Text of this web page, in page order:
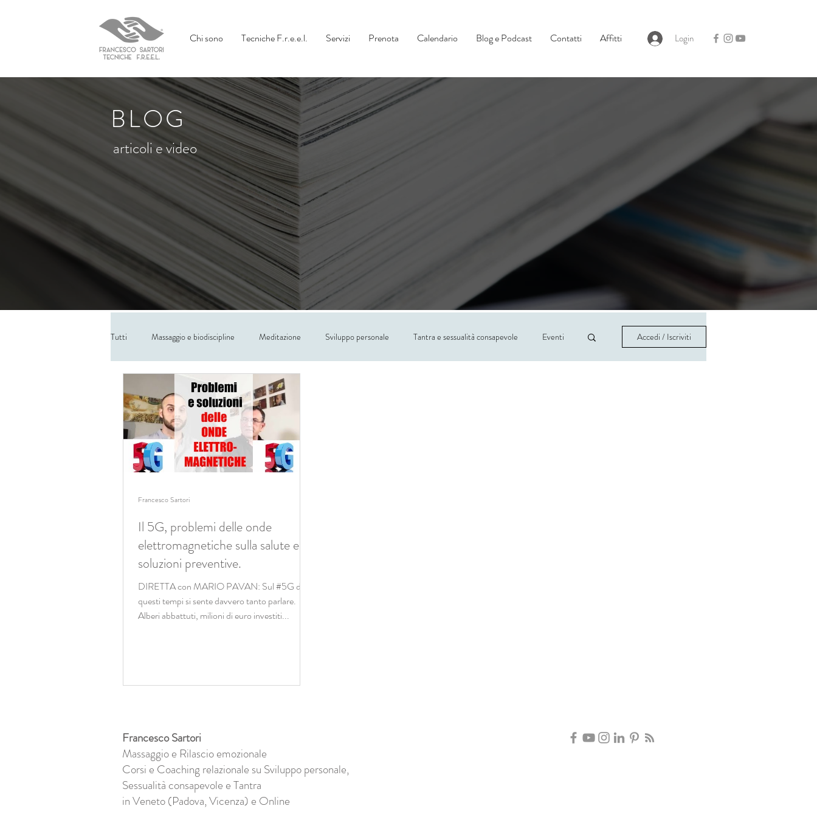
Chi sono Tecniche F.r.e.e.l. Servizi Prenota Calendario Blog e Podcast Contatti Affitti Login
BLOG
articoli e video
Tutti Massaggio e biodiscipline Meditazione Sviluppo personale Tantra e sessualità consapevole Eventi Accedi / Iscriviti
Il 5G, problemi delle onde
elettromagnetiche sulla salute e
soluzioni preventive.
DIRETTA con MARIO PAVAN: Sul #5G di
questi tempi si sente davvero tanto parlare.
Alberi abbattuti, milioni di euro investiti...
Francesco Sartori
Francesco Sartori
Massaggio e Rilascio emozionale
Corsi e Coaching relazionale su Sviluppo personale,
Sessualità consapevole e Tantra
in Veneto (Padova, Vicenza) e Online